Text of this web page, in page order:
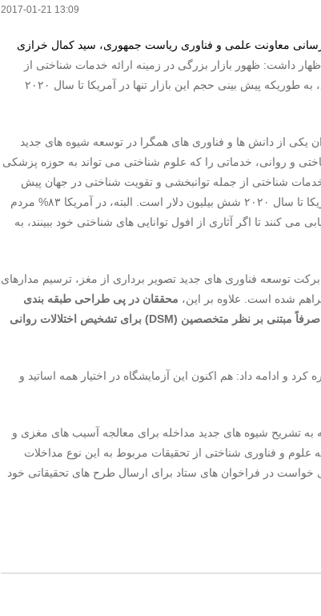
2017-01-21 13:09
معاونت علمی و فناوری ریاست جمهوری، سید کمال خرازی
داشت: ظهور بازار بزرگی در زمینه ارائه خدمات شناختی از
جمله توانبخشی و تقویت شناختی در جهان پیش بینی می شود، به طوریکه پیش بینی حجم این بازار تنها در آمریکا تا سال ۲۰۲۰
یکی از دانش ها و فناوری های همگرا در توسعه شیوه های جدید
و روانی، خدماتی را که علوم شناختی می تواند به حوزه پزشکی
خدمات شناختی از جمله توانبخشی و تقویت شناختی در جهان پیش
بینی می شود، به طوریکه پیش بینی حجم این بازار تنها در آمریکا تا سال ۲۰۲۰ شش بیلیون دلار است. البته، در آمریکا ۸۳% مردم
می کنند تا اگر آثاری از افول توانایی های شناختی خود ببینند، به
توسعه فناوری های جدید تصویر برداری از مغز، ترسیم مدارهای
شده است. علاوه بر این، محققان در پی طراحی طبقه بندی
تشخیصی مبتنی بر علائم زیستی (RDoC)، به جای طبقه بندی صرفاً مبتنی بر نظر متخصصین (DSM) برای تشخیص اختلالات روانی
و ادامه داد: هم اکنون این آزمایشگاه در اختیار همه اساتید و
به تشریح شیوه های جدید مداخله برای معالجه آسیب های مغزی و
علوم و فناوری شناختی از تحقیقات مربوط به این نوع مداخلات
خواست در فراخوان های ستاد برای ارسال طرح های تحقیقاتی خود